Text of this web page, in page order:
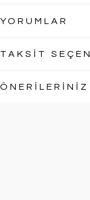
YORUMLAR
TAKSİT
ÖNERİLERİNİZ